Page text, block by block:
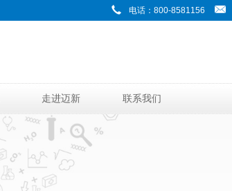
电话：800-8581156
走进迈新 联系我们